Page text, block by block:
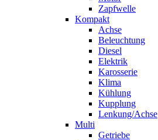
Zapfwelle
Kompakt
Achse
Beleuchtung
Diesel
Elektrik
Karosserie
Klima
Kühlung
Kupplung
Lenkung/Achse
Multi
Getriebe